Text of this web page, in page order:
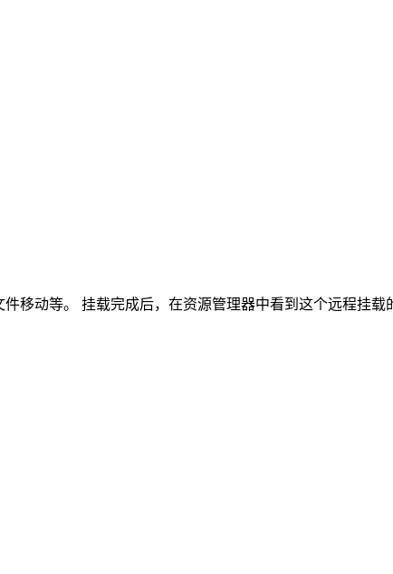
移动等。 挂载完成后，在资源管理器中看到这个远程挂载